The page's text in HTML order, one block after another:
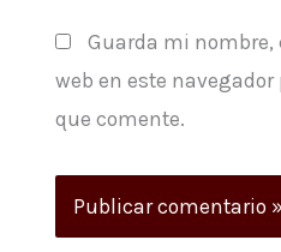
Guarda mi nombre,
web en este
que comente.